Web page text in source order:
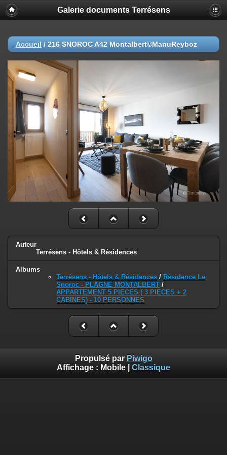
Galerie documents Terrésens
Accueil / 216 SNOROC A42 Montalbert©ManuReyboz
Auteur
Terrésens - Hôtels & Résidences
Albums
Terrésens - Hôtels & Résidences / Résidence Le
Snoroc - PLAGNE MONTALBERT /
APPARTEMENT 5 PIECES ( 3 PIECES + 2
CABINES) - 10 PERSONNES
Propulsé par Piwigo
Affichage : Mobile Classique